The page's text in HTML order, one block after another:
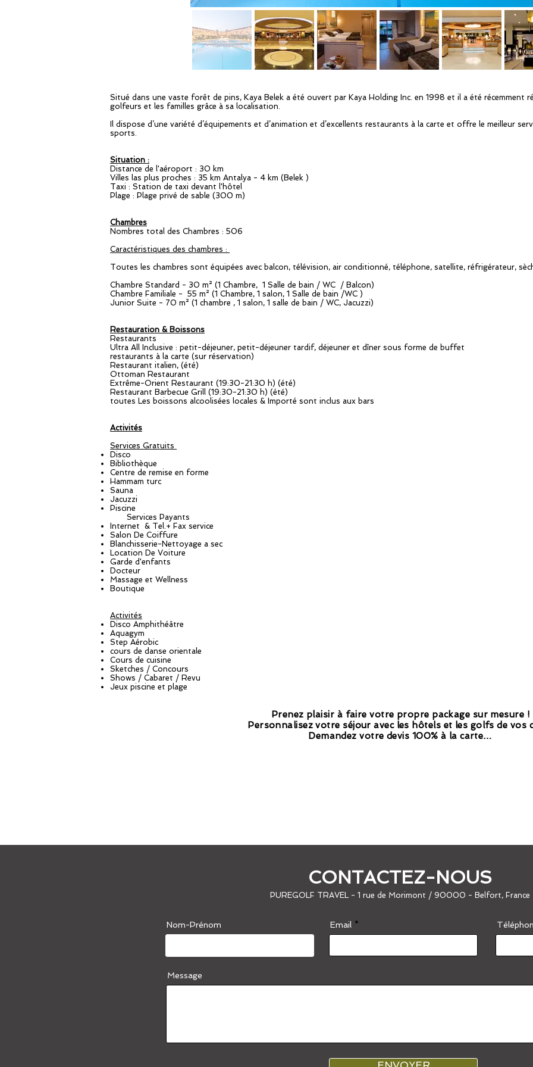
Situé dans une vaste forêt de pins, Kaya Belek a été ouvert par Kaya Holding Inc. en 1998 et il a été récemment
golfeurs et les familles grâce à sa localisation.
Il dispose d’une variété d’équipements et d’animation et d’excellents restaurants à la carte et offre le meilleur
sports.
Situation :
Distance de l'aéroport : 30 km
Villes las plus proches : 35 km Antalya - 4 km (Belek )
Taxi : Station de taxi devant l'hôtel
Plage : Plage privé de sable (300 m)
Chambres
Nombres total des Chambres : 506
Caractéristiques des chambres :
Toutes les chambres sont équipées avec balcon, télévision, air conditionné, téléphone, satellite, réfrigérateur,
Chambre Standard - 30 m² (1 Chambre, 1 Salle de bain / WC / Balcon)
Chambre Familiale - 55 m² (1 Chambre, 1 salon, 1 Salle de bain /WC )
Junior Suite - 70 m² (1 chambre , 1 salon, 1 salle de bain / WC, Jacuzzi)
Restauration & Boissons
Restaurants
Ultra All Inclusive : petit-déjeuner, petit-déjeuner tardif, déjeuner et dîner sous forme de buffet
restaurants à la carte (sur réservation)
Restaurant italien, (été)
Ottoman Restaurant
Extrême-Orient Restaurant (19:30-21:30 h) (été)
Restaurant Barbecue Grill (19:30-21:30 h) (été)
toutes Les boissons alcoolisées locales & Importé sont inclus aux bars
Activités
Services Gratuits
Disco
Bibliothèque
Centre de remise en forme
Hammam turc
Sauna
Jacuzzi
Piscine
Services Payants
Internet & Tel.+ Fax service
Salon De Coiffure
Blanchisserie-Nettoyage a sec
Location De Voiture
Garde d'enfants
Docteur
Massage et Wellness
Boutique
Activités
Disco Amphithéâtre
Aquagym
Step Aérobic
cours de danse orientale
Cours de cuisine
Sketches / Concours
Shows / Cabaret / Revu
Jeux piscine et plage
Prenez plaisir à faire votre propre package sur mesure !
Personnalisez votre séjour avec les hôtels et les golfs de vos
Demandez votre devis 100% à la carte…
CONTACTEZ-NOUS
PUREGOLF TRAVEL - 1 rue de Morimont / 90000 - Belfort, France
Nom-Prénom Email
Message